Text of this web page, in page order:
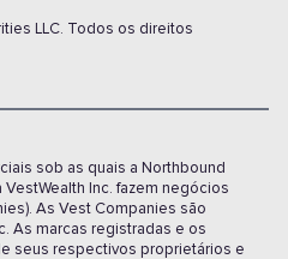
LLC. Todos os direitos
sob as quais a Northbound
VestWealth Inc. fazem negócios
As Vest Companies são
As marcas registradas e os
seus respectivos proprietários e